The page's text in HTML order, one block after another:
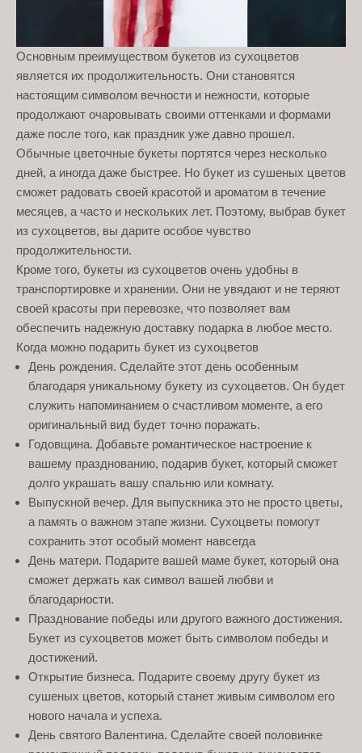
Основным преимуществом букетов из сухоцветов
является их продолжительность. Они становятся
настоящим символом вечности и нежности, которые
продолжают очаровывать своими оттенками и формами
даже после того, как праздник уже давно прошел.
Обычные цветочные букеты портятся через несколько
дней, а иногда даже быстрее. Но букет из сушеных цветов
сможет радовать своей красотой и ароматом в течение
месяцев, а часто и нескольких лет. Поэтому, выбрав букет
из сухоцветов, вы дарите особое чувство
продолжительности.
Кроме того, букеты из сухоцветов очень удобны в
транспортировке и хранении. Они не увядают и не теряют
своей красоты при перевозке, что позволяет вам
обеспечить надежную доставку подарка в любое место.
Когда можно подарить букет из сухоцветов
День рождения. Сделайте этот день особенным
благодаря уникальному букету из сухоцветов. Он будет
служить напоминанием о счастливом моменте, а его
оригинальный вид будет точно поражать.
Годовщина. Добавьте романтическое настроение к
вашему празднованию, подарив букет, который сможет
долго украшать вашу спальню или комнату.
Выпускной вечер. Для выпускника это не просто цветы,
а память о важном этапе жизни. Сухоцветы помогут
сохранить этот особый момент навсегда
День матери. Подарите вашей маме букет, который она
сможет держать как символ вашей любви и
благодарности.
Празднование победы или другого важного достижения.
Букет из сухоцветов может быть символом победы и
достижений.
Открытие бизнеса. Подарите своему другу букет из
сушеных цветов, который станет живым символом его
нового начала и успеха.
День святого Валентина. Сделайте своей половинке